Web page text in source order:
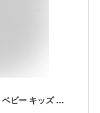
兄弟 お揃い Tシャツ ロンパース 男の子 赤ちゃん ベビー キッズ 出産祝い 内祝い お返し プレゼント ギフト 贈り物 誕生日 家族写真 リンクコーデ ペアルック ペア セット 双子 コーデ おそろい 兄弟お揃い 二人目 2人目 出産 カバーオール 子供 服 孫 春 夏 秋 春夏